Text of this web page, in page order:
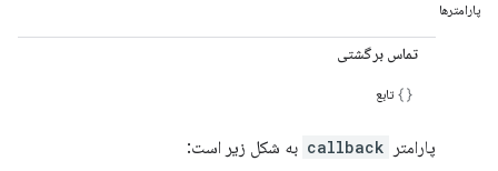
پارامترها
تماس برگشتی
تابع
پارامتر callback به شکل زیر است: